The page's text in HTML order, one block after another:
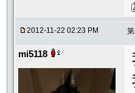
2012-11-22 02:23 PM 第
mi5118